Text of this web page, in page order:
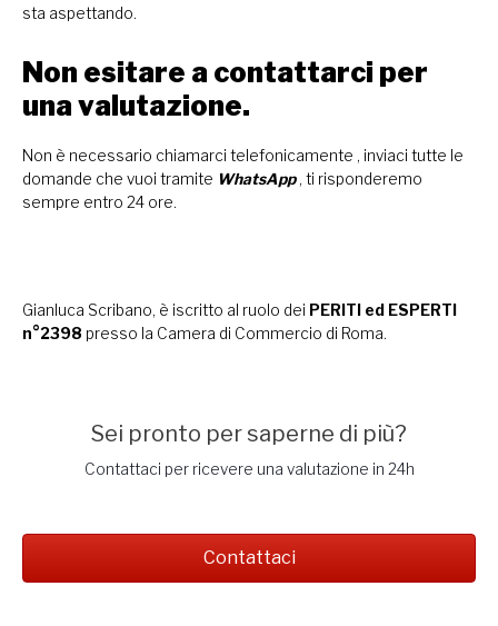
sta aspettando.
Non esitare a contattarci per
una valutazione.
Non è necessario chiamarci telefonicamente , inviaci tutte le
domande che vuoi tramite WhatsApp, ti risponderemo
sempre entro 24 ore.
Gianluca Scribano, è iscritto al ruolo dei PERITI ed ESPERTI
n°2398 presso la Camera di Commercio di Roma.
Sei pronto per saperne di più?
Contattaci per ricevere una valutazione in 24h
Contattaci